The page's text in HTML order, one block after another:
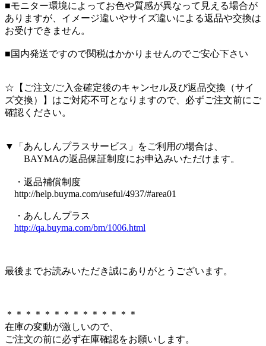
■モニター環境によってお色や質感が異なって見える場合が
ありますが、イメージ違いやサイズ違いによる返品や交換は
お受けできません。
■国内発送ですので関税はかかりませんのでご安心下さい
☆【ご注文/ご入金確定後のキャンセル及び返品交換（サイ
ズ交換）】はご対応不可となりますので、必ずご注文前にご
確認ください。
▼「あんしんプラスサービス」をご利用の場合は、
BAYMAの返品保証制度にお申込みいただけます。
・返品補償制度
http://help.buyma.com/useful/4937/#area01
・あんしんプラス
http://qa.buyma.com/bm/1006.html
最後までお読みいただき誠にありがとうございます。
＊＊＊＊＊＊＊＊＊＊＊＊＊＊
在庫の変動が激しいので、
ご注文の前に必ず在庫確認をお願いします。